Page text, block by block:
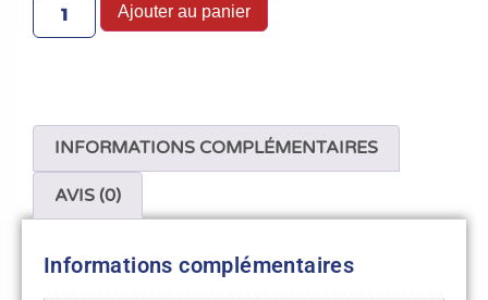
Ajouter au panier
INFORMATIONS COMPLÉMENTAIRES
AVIS (0)
Informations complémentaires